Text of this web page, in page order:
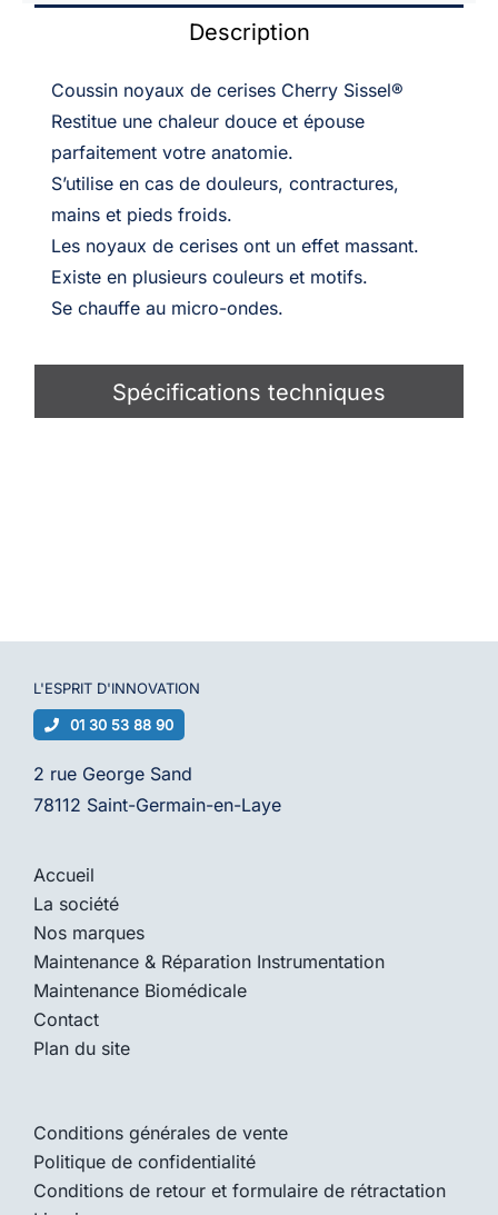
Description
Coussin noyaux de cerises Cherry Sissel®
Restitue une chaleur douce et épouse
parfaitement votre anatomie.
S’utilise en cas de douleurs, contractures,
mains et pieds froids.
Les noyaux de cerises ont un effet massant.
Existe en plusieurs couleurs et motifs.
Se chauffe au micro-ondes.
Spécifications techniques
L'ESPRIT D'INNOVATION
01 30 53 88 90
2 rue George Sand
78112 Saint-Germain-en-Laye
Accueil
La société
Nos marques
Maintenance & Réparation Instrumentation
Maintenance Biomédicale
Contact
Plan du site
Conditions générales de vente
Politique de confidentialité
Conditions de retour et formulaire de rétractation